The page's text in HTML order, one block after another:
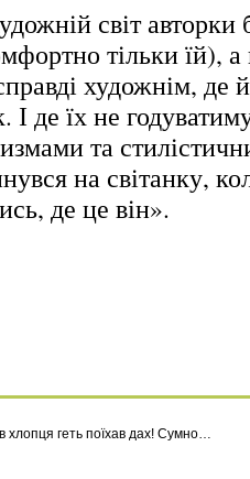
світ авторки
тільки їй),
художнім, де
І де їх не
та
на світанку,
де це він».
хлопця геть поїхав дах! Сумно…